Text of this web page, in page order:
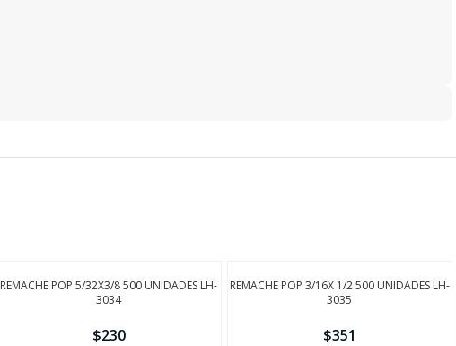
REMACHE POP 5/32X3/8 500 UNIDADES LH-
3034
$230
REMACHE POP 3/16X 1/2 500 UNIDADES LH-
3035
$351